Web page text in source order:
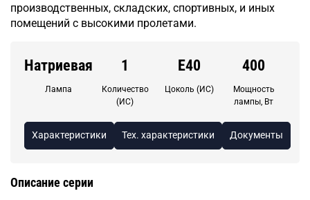
производственных, складских, спортивных, и иных
помещений с высокими пролетами.
Натриевая
Лампа
1
Количество
(ИС)
E40
Цоколь (ИС)
400
Мощность
лампы, Вт
Характеристики Тех. характеристики Документы
Описание серии